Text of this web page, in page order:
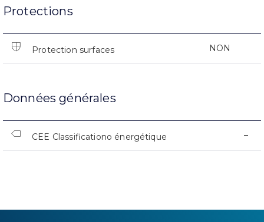
Protections
Protection surfaces NON
Données générales
CEE Classificationo énergétique –